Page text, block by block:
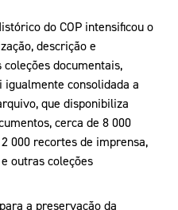
do COP intensificou o
descrição e
documentais,
consolidada a
que disponibiliza
cerca de 8 000
000 recortes de imprensa,
outras coleções
a preservação da